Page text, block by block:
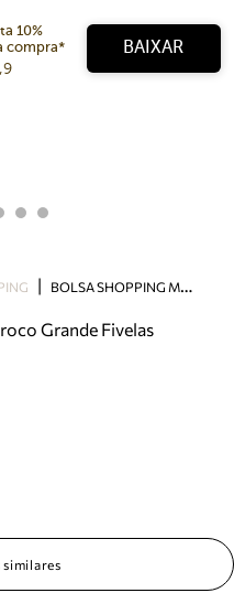
e mais.
solicite devoluções.
10%
compra*
BAIXAR
B
OLSA SHOPPING MARROM COURO CROCO GRANDE FIVELAS
Grande Fivelas